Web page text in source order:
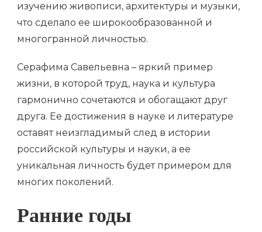
изучению живописи, архитектуры и музыки,
что сделало ее широкообразованной и
многогранной личностью.
Серафима Савельевна – яркий пример
жизни, в которой труд, наука и культура
гармонично сочетаются и обогащают друг
друга. Ее достижения в науке и литературе
оставят неизгладимый след в истории
российской культуры и науки, а ее
уникальная личность будет примером для
многих поколений.
Ранние годы